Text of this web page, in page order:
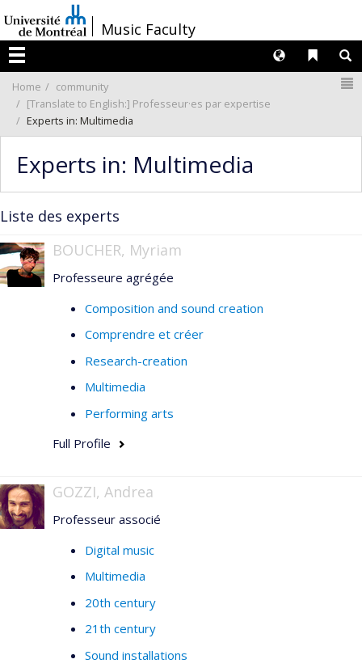
au
contenu
/Music Faculty
Menu
Liens
Langues
Home
community
[Translate to English:] Professeur·es par expertise
Experts in: Multimedia
Experts in: Multimedia
Liste des experts
BOUCHER, Myriam
Professeure agrégée
Composition and sound creation
Comprendre et créer
Research-creation
Multimedia
Performing arts
Full Profile
GOZZI, Andrea
Professeur associé
Digital music
Multimedia
20th century
21th century
Sound installations